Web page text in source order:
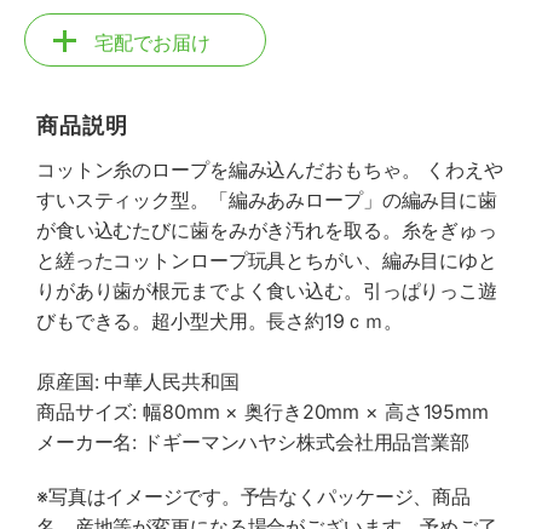
宅配でお届け
商品説明
コットン糸のロープを編み込んだおもちゃ。 くわえや
すいスティック型。「編みあみロープ」の編み目に歯
が食い込むたびに歯をみがき汚れを取る。糸をぎゅっ
と縒ったコットンロープ玩具とちがい、編み目にゆと
りがあり歯が根元までよく食い込む。引っぱりっこ遊
びもできる。超小型犬用。長さ約19ｃｍ。
原産国: 中華人民共和国
商品サイズ: 幅80mm × 奥行き20mm × 高さ195mm
メーカー名: ドギーマンハヤシ株式会社用品営業部
※写真はイメージです。予告なくパッケージ、商品